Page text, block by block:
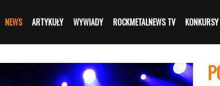
NEWS ARTYKUŁY WYWIADY ROCKMETALNEWS TV KONKURSY